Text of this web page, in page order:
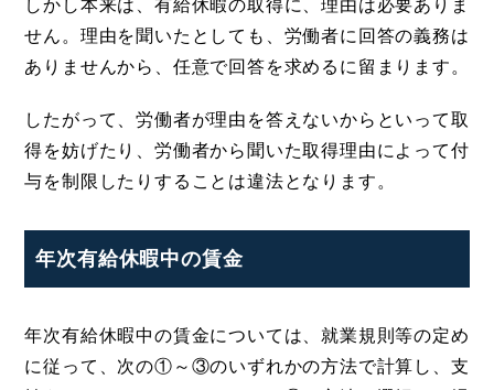
しかし本来は、有給休暇の取得に、理由は必要ありま
せん。理由を聞いたとしても、労働者に回答の義務は
ありませんから、任意で回答を求めるに留まります。
したがって、労働者が理由を答えないからといって取
得を妨げたり、労働者から聞いた取得理由によって付
与を制限したりすることは違法となります。
年次有給休暇中の賃金
年次有給休暇中の賃金については、就業規則等の定め
に従って、次の①～③のいずれかの方法で計算し、支